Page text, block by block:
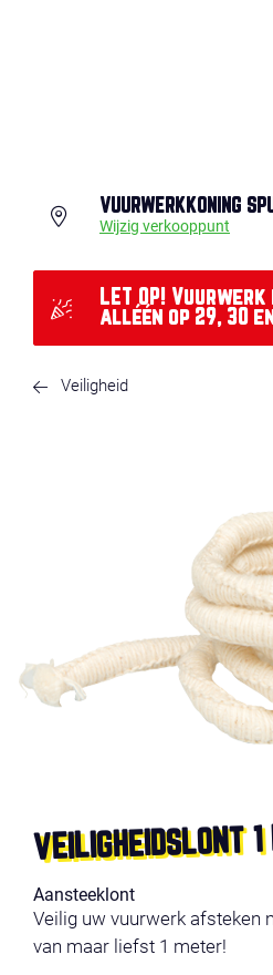
VUURWERKKONING
Wijzig verkooppunt
LET OP!
alléén op 29, 30
Veiligheid
VEILIGHEIDSLONT
Aansteeklont
Veilig uw vuurwerk afsteken
van maar liefst 1 meter!